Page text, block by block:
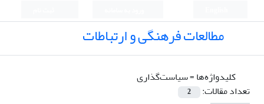
مطالعات فرهنگی و ارتباطات
کلیدواژه‌ها =سیاست‌گذاری
تعداد مقالات:
2